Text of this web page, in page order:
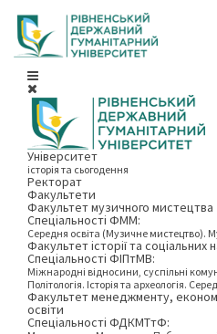
Університет
історія та сьогодення
Ректорат
Факультети
Факультет музичного мистецтва
Спеціальності ФММ:
Середня освіта (Музичне мистецтво).
Факультет історії та соціальних
Спеціальності ФІПтМВ:
Міжнародні відносини, суспільні
Політологія. Історія та археологія.
Факультет менеджменту,
освіти
Спеціальності ФДКМТтФ: